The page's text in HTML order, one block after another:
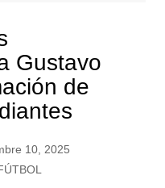
Gustavo
de
10, 2025